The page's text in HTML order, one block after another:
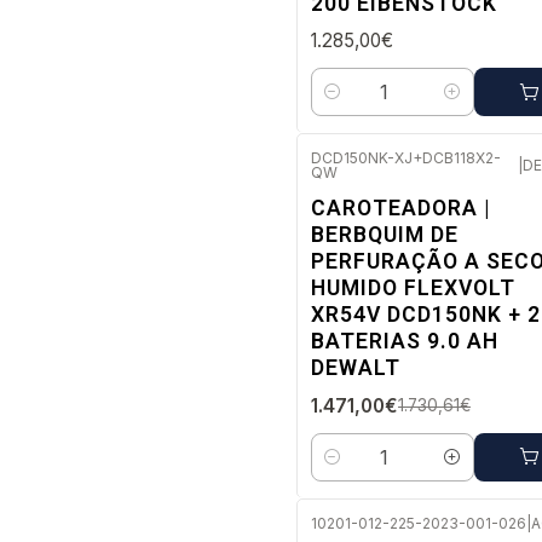
1.285,00€
Quantidade
Envio em 5 a 10 dias úteis
DCD150NK-XJ+DCB118X2-
QW
CAROTEADORA |
BERBQUIM DE
PERFURAÇÃO A
HUMIDO FLEXVOLT
XR54V DCD150NK + 2
BATERIAS 9.0 AH
DEWALT
1.471,00€1.730,61€
Quantidade
10201-012-225-2023-001-026